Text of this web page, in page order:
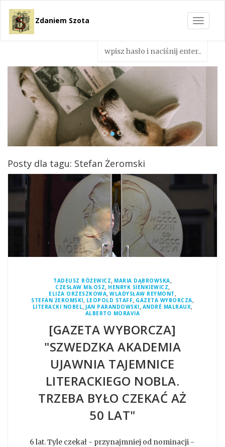
Toggle
Zdaniem Szota
Posty dla tagu: Stefan Żeromski
TADEUSZ RÓŻEWICZ, MARIA DĄBROWSKA,
CZESŁAW MIŁOSZ, HENRYK SIENKIEWICZ,
ELIZA ORZESZKOWA,WLADYSŁAW REYMONT ,
STEFAN ŻEROMSKI, LEOPOLD STAFF, GAZETA WYBORCZA,
LITERACKI NOBEL, JAN PARANDOWSKI, ANDRÉ MALRAUX,
ALBERTO MORAVIA
[GAZETA WYBORCZA]
"SZWEDZKA AKADEMIA
UJAWNIA TAJEMNICE
LITERACKIEGO NOBLA.
TRZEBA BYŁO CZEKAĆ AŻ
50 LAT"
6 lat. Tyle czekał - przynajmniej od nominacji -